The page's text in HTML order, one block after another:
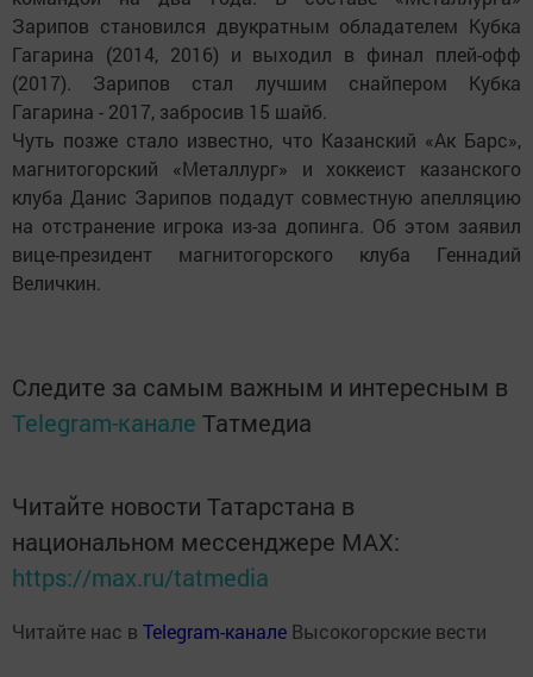
Зарипов становился двукратным обладателем Кубка
Гагарина (2014, 2016) и выходил в финал плей-офф
(2017). Зарипов стал лучшим снайпером Кубка
Гагарина - 2017, забросив 15 шайб.
Чуть позже стало известно, что Казанский «Ак Барс»,
магнитогорский «Металлург» и хоккеист казанского
клуба Данис Зарипов подадут совместную апелляцию
на отстранение игрока из-за допинга. Об этом заявил
вице-президент магнитогорского клуба Геннадий
Величкин.
Следите за самым важным и интересным в
Telegram-канале Татмедиа
Читайте новости Татарстана в
национальном мессенджере MАХ:
https://max.ru/tatmedia
Читайте нас в Telegram-канале Высокогорские вести